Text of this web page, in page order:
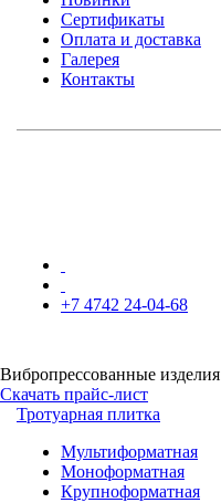
выбрать
на
Сертификаты
Оплата и доставка
Галерея
Контакты
+7 4742 24-04-68
Вибропрессованные изделия
Скачать прайс-лист
Тротуарная плитка
Мультиформатная
Моноформатная
Крупноформатная